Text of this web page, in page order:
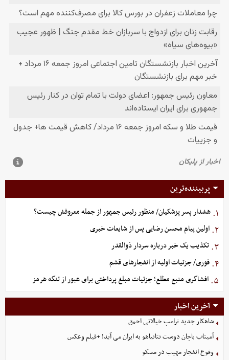
پربیننده‌ترین
۱. هشدار پسر پزشکیان/ منظور رئیس جمهور از جمله معروفش چیست؟
۲. اولین پیام محسن رضایی پس از شایعات خبری
۳. تکذیب یک خبر درباره سردار ذوالقدر
۴. فوری/ جزئیات اولیه از انفجارهای قشم
۵. افشاگری منبع مطلع؛ جزئیات مبلغ پرداختی برای عبور از تنگه هرمز
آخرین اخبار
شاهکار جدید ترامپ خیالاتی احمق
آمیتاب باچان دوست نتانیاهو به ایران می آید! +فیلم وعکس
وقوع انفجار مهیب در مسکو